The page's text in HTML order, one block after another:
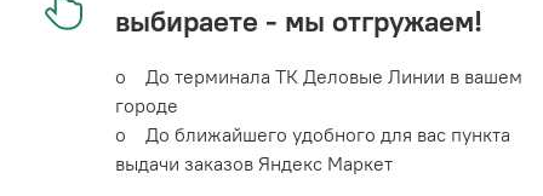
выбираете - мы отгружаем!
o До терминала ТК Деловые Линии в вашем
городе
o До ближайшего удобного для вас пункта
выдачи заказов Яндекс Маркет